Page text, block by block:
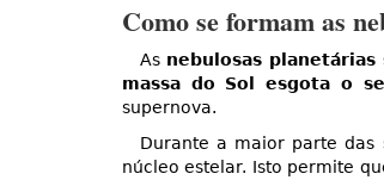
Como se formam as
As nebulosas
massa do Sol esgota o
supernova.
Durante a maior parte das
núcleo estelar. Isto permite